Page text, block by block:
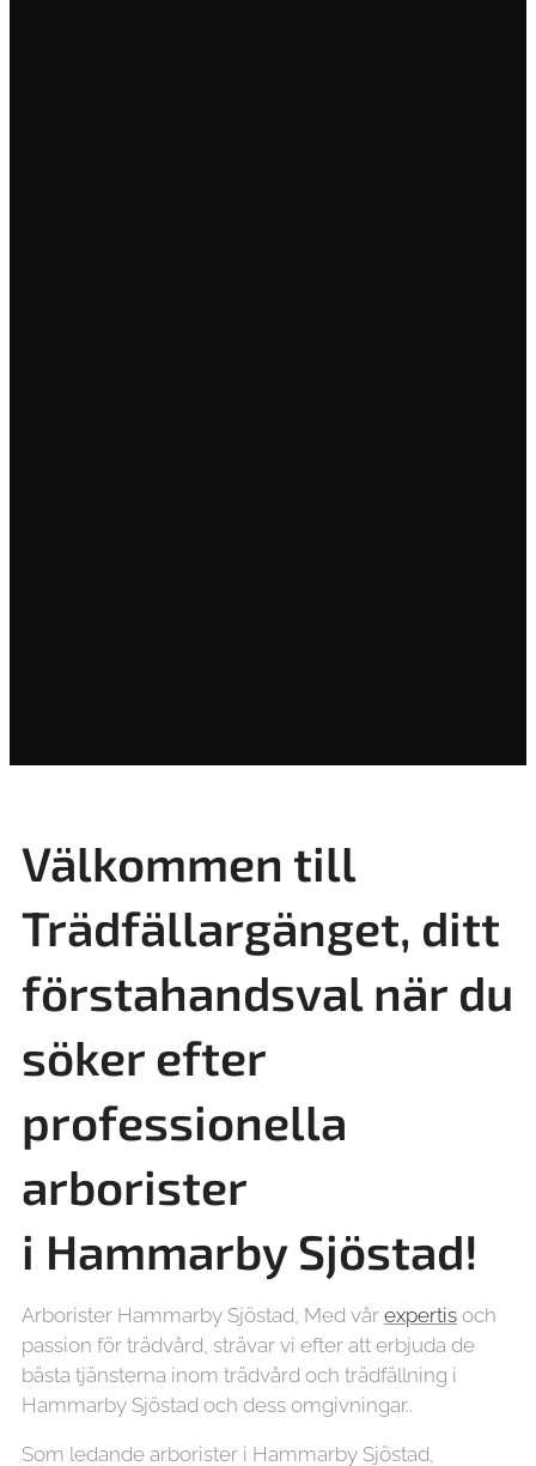
Välkommen till
Trädfällargänget, ditt
förstahandsval när du
söker efter
professionella
arborister
i Hammarby Sjöstad!
Arborister Hammarby Sjöstad, Med vår expertis och
passion för trädvård, strävar vi efter att erbjuda de
bästa tjänsterna inom trädvård och trädfällning i
Hammarby Sjöstad och dess omgivningar..
Som ledande arborister i Hammarby Sjöstad,